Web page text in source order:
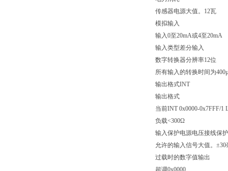
传感器电源大值。12瓦
模拟输入
输入0至20mA或4至20mA
输入类型差分输入
数字转换器分辨率12位
所有输入的转换时间为
输出格式INT
输出格式
当前INT 0x0000-0x7FFF/1
负载<300Ω
输入保护电源电压接线保护
允许的输入信号大值。±30
过载时的数字值输出
超调0x0000